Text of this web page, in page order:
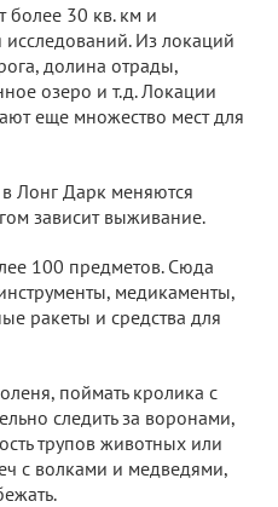
более 30 кв. км и
Из локаций
долина отрады,
озеро и т.д. Локации
еще множество мест для
Лонг Дарк меняются
зависит выживание.
100 предметов. Сюда
медикаменты,
ракеты и средства для
поймать кролика с
следить за воронами,
трупов животных или
с волками и медведями,